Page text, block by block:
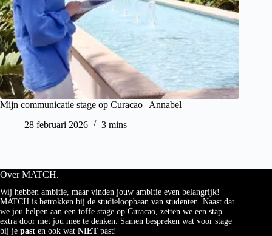
Mijn communicatie stage op Curacao | Annabel
28 februari 2026
3 mins
Over MATCH.
Wij hebben ambitie, maar vinden jouw ambitie even belangrijk!
MATCH is betrokken bij de studieloopbaan van studenten. Naast dat
we jou helpen aan een toffe stage op Curacao, zetten we een stap
extra door met jou mee te denken. Samen bespreken wat voor stage
bij je past en ook wat NIET past!